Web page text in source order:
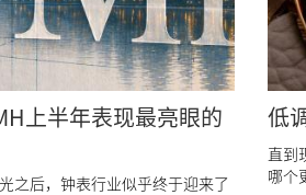
上半年表现最亮眼的
之后，钟表行业似乎终于迎来了
低
直到
哪个